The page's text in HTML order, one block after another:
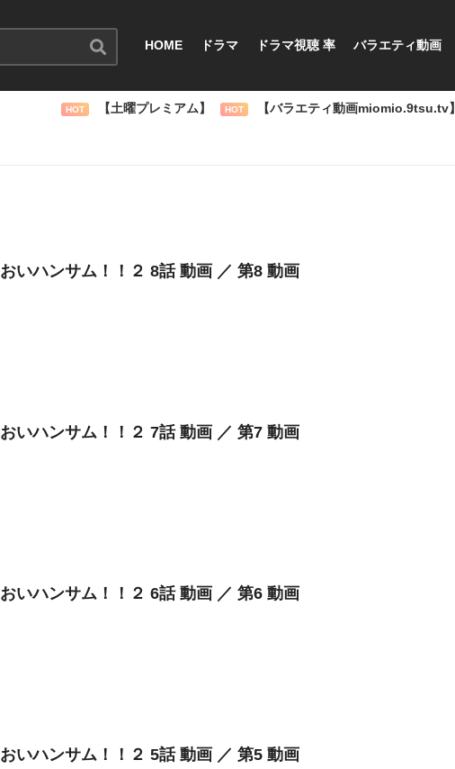
HOME ドラマ ドラマ視聴 率 バラエティ動画
HOT 【土曜プレミアム】 HOT 【バラエティ動画miomio.9tsu.tv】
おいハンサム！！２ 8話 動画 ／ 第8 動画
おいハンサム！！２ 7話 動画 ／ 第7 動画
おいハンサム！！２ 6話 動画 ／ 第6 動画
おいハンサム！！２ 5話 動画 ／ 第5 動画